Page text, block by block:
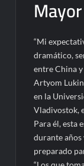
“Mi
dramático,
entre China y
Artyom
en la
Vladivostok,
Para él, esta
durante años
preparado